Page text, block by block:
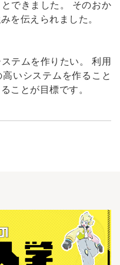
できました。 そのおか
を伝えられました。
テムを作りたい。 利用
いシステムを作ること
ことが目標です。